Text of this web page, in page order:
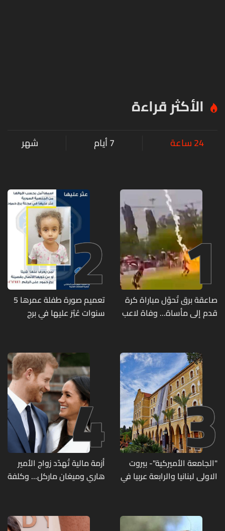
الأكثر قراءة
24 ساعة 7 أيام شهر
1
صاعقة برق تُحوّل مباراة كرة
قدم إلى مأساة... وفاة لاعب
2
تعميم صورة طفلة عمرها 5
سنوات عُثِرَ عليها في برج
3
"الجامعة الأميركية"- بيروت
الاولى لبنانيا والرابعة عربيا في
4
أزمة مالية تُهدّد زواج الأمير
هاري وميغان ماركل... وكلفة